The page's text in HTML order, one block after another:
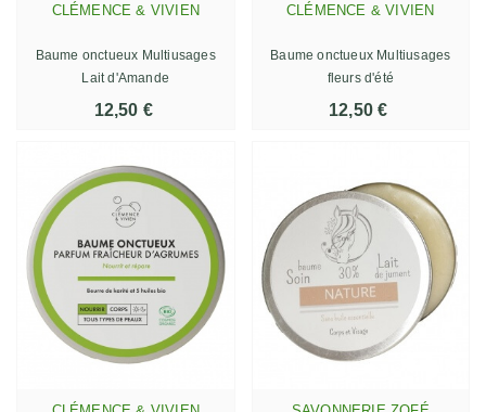
CLÉMENCE & VIVIEN
Baume onctueux Multiusages
Lait d'Amande
12,50 €
CLÉMENCE & VIVIEN
Baume onctueux Multiusages
fleurs d'été
12,50 €